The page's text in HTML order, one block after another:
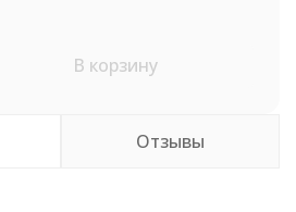
В корзину
Отзывы